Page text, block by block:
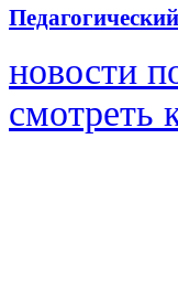
новости
смотреть